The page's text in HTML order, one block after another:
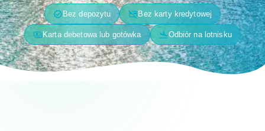
verified Bez depozytu credit_card_off Bez karty kredytowej
paymentsKarta debetowa lub gotówka flight_landOdbiór na lotnisku